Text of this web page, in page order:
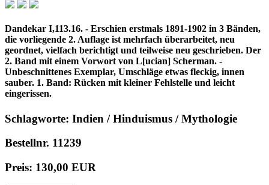
Dandekar I,113.16. - Erschien erstmals 1891-1902 in 3 Bänden,
die vorliegende 2. Auflage ist mehrfach überarbeitet, neu
geordnet, vielfach berichtigt und teilweise neu geschrieben. Der
2. Band mit einem Vorwort von L[ucian] Scherman. -
Unbeschnittenes Exemplar, Umschläge etwas fleckig, innen
sauber. 1. Band: Rücken mit kleiner Fehlstelle und leicht
eingerissen.
Schlagworte: Indien / Hinduismus / Mythologie
Bestellnr. 11239
Preis: 130,00 EUR